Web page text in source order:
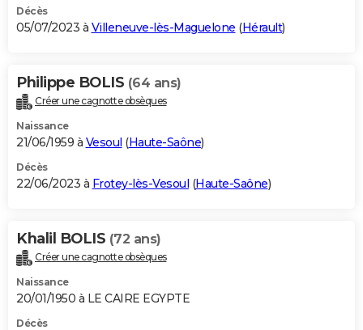
Décès
05/07/2023 à Villeneuve-lès-Maguelone (Hérault)
Philippe BOLIS (64 ans)
Créer une cagnotte obsèques
Naissance
21/06/1959 à Vesoul (Haute-Saône)
Décès
22/06/2023 à Frotey-lès-Vesoul (Haute-Saône)
Khalil BOLIS (72 ans)
Créer une cagnotte obsèques
Naissance
20/01/1950 à LE CAIRE EGYPTE
Décès